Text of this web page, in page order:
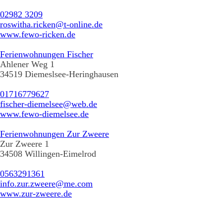
02982 3209
roswitha.ricken@t-online.de
www.fewo-ricken.de
Ferienwohnungen Fischer
Ahlener Weg 1
34519 Diemeslsee-Heringhausen
01716779627
fischer-diemelsee@web.de
www.fewo-diemelsee.de
Ferienwohnungen Zur Zweere
Zur Zweere 1
34508 Willingen-Eimelrod
0563291361
info.zur.zweere@me.com
www.zur-zweere.de